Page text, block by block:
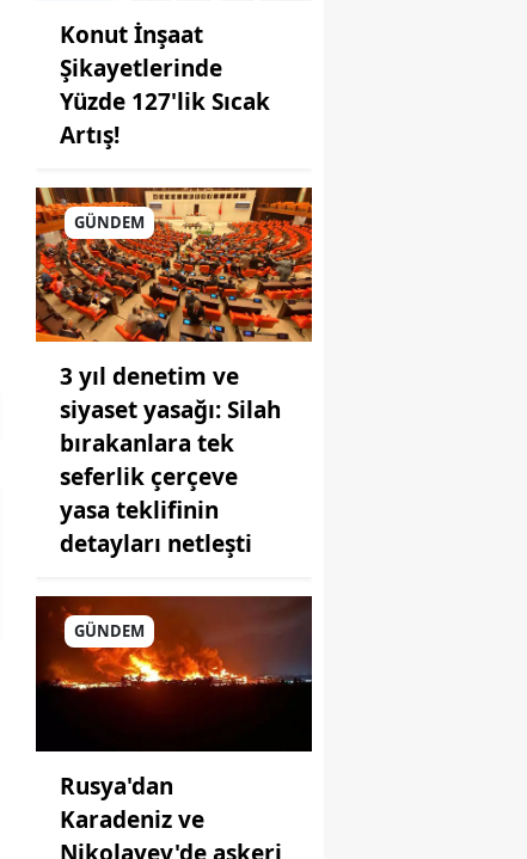
Konut İnşaat
Şikayetlerinde
Yüzde 127'lik Sıcak
Artış!
GÜNDEM
3 yıl denetim ve
siyaset yasağı: Silah
bırakanlara tek
seferlik çerçeve
yasa teklifinin
detayları netleşti
GÜNDEM
Rusya'dan
Karadeniz ve